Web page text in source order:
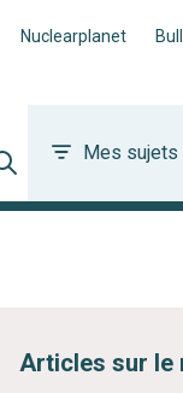
Nuclearplanet
Mes sujets
Articles sur le